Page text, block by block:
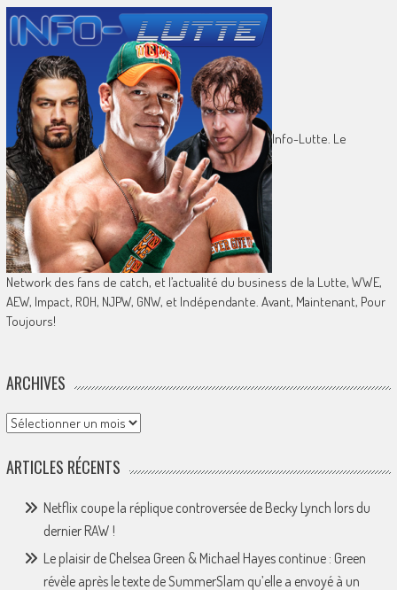
Info-Lutte. Le
Network des fans de catch, et l’actualité du business de la Lutte, WWE,
AEW, Impact, ROH, NJPW, GNW, et Indépendante. Avant, Maintenant, Pour
Toujours!
ARCHIVES
Archives
ARTICLES RÉCENTS
Netflix coupe la réplique controversée de Becky Lynch lors du
dernier RAW !
Le plaisir de Chelsea Green & Michael Hayes continue : Green
révèle après le texte de SummerSlam qu’elle a envoyé à un